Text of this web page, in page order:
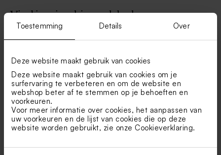
Toestemming Details Over
Deze website maakt gebruik van cookies
Deze website maakt gebruik van cookies om je
surfervaring te verbeteren en om de website en
webshop beter af te stemmen op je behoeften en
voorkeuren.
Voor meer informatie over cookies, het aanpassen van
uw voorkeuren en de lijst van cookies die op deze
website worden gebruikt, zie onze Cookieverklaring.
500gr (± 90 stuks)
Vind je misschien ook leuk